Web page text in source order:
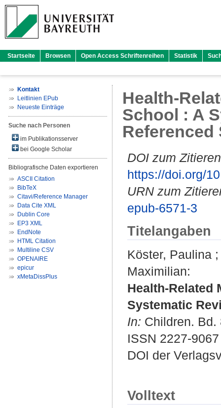
Startseite Browsen Open Access Schriftenreihen Statistik
Kontakt
Leitlinien EPub
Neueste Einträge
Suche nach Personen
im Publikationsserver
bei Google Scholar
Bibliografische Daten exportieren
ASCII Citation
BibTeX
Citavi/Reference Manager
Data Cite XML
Dublin Core
EP3 XML
EndNote
HTML Citation
Multiline CSV
OPENAIRE
epicur
xMetaDissPlus
Health-
School : A
Referenced
DOI zum
https://doi.org/
URN zum
epub-6571-3
Titelangaben
Köster, Paulina
Maximilian:
Health-Related
Systematic
In: Children. Bd.
ISSN 2227-9067
DOI der
Volltext